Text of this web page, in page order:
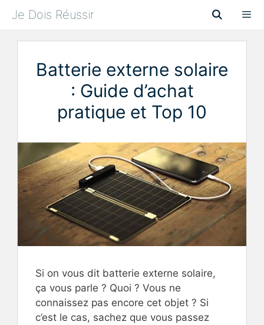
Je Dois Réussir
Menu
Batterie externe solaire
: Guide d’achat
pratique et Top 10
Si on vous dit batterie externe solaire,
ça vous parle ? Quoi ? Vous ne
connaissez pas encore cet objet ? Si
c’est le cas, sachez que vous passez